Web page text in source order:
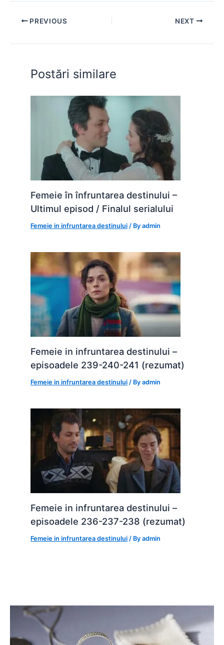
e
o
o
k
s
p
p
n
g
er
e
PREVIOUS NEXT
Postări similare
Femeie în înfruntarea destinului –
Ultimul episod / Finalul serialului
Femeie in infruntarea destinului / Byadmin
Femeie in infruntarea destinului –
episoadele 239-240-241 (rezumat)
Femeie in infruntarea destinului / Byadmin
Femeie in infruntarea destinului –
episoadele 236-237-238 (rezumat)
Femeie in infruntarea destinului / Byadmin